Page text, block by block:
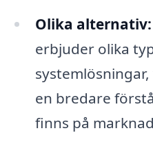
Olika alternativ:
erbjuder olika
en bredare
finns på